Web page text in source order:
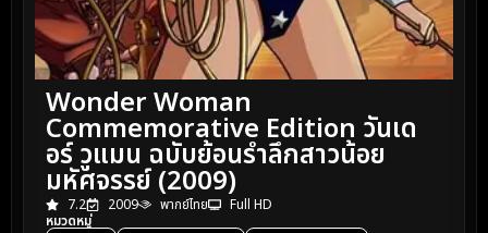
Wonder Woman
Commemorative Edition วันเด
อร์ วูแมน ฉบับย้อนรำลึกสาวน้อย
มหัศจรรย์ (2009)
7.2 2009 พากย์ไทย
Full HD
หมวดหมู่